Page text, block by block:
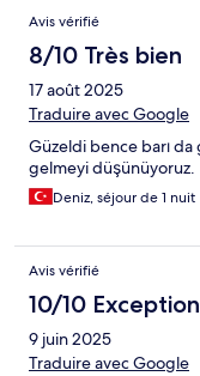
Avis vérifié
8/10 Très bien
17 août 2025
Traduire avec Google
Güzeldi bence barı da
gelmeyi düşünüyoruz.
Deniz, séjour de 1 nuit
Avis vérifié
10/10
9 juin 2025
Traduire avec Google